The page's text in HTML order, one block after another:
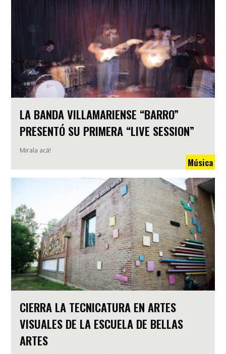
LA BANDA VILLAMARIENSE “BARRO”
PRESENTÓ SU PRIMERA “LIVE SESSION”
Mirala acá!
Música
CIERRA LA TECNICATURA EN ARTES
VISUALES DE LA ESCUELA DE BELLAS
ARTES